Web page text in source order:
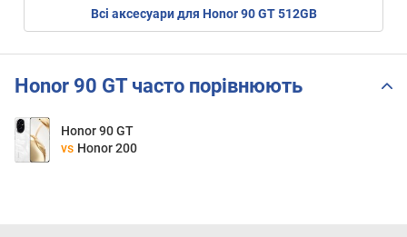
Всі аксесуари для Honor 90 GT 512GB
Honor 90 GT часто порівнюють
Honor 90 GT
vs Honor 200